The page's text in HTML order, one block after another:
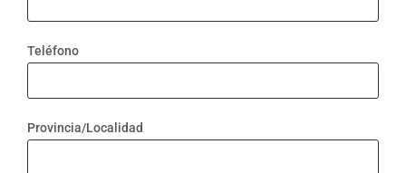
Teléfono
Provincia/Localidad